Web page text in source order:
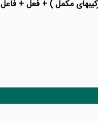
مکمل ) + فعل + فاعل